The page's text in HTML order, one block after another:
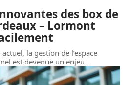
des box de
– Lormont
la gestion de l’espace
est devenue un enjeu…